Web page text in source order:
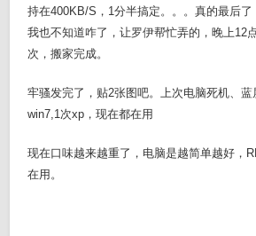
持在400KB/S，1分半搞定。。。真的最后了
我也不知道咋了，让罗伊帮忙弄的，晚上12
次，搬家完成。
牢骚发完了，贴2张图吧。上次电脑死机、
win7,1次xp，现在都在用
现在口味越来越重了，电脑是越简单越好，
在用。